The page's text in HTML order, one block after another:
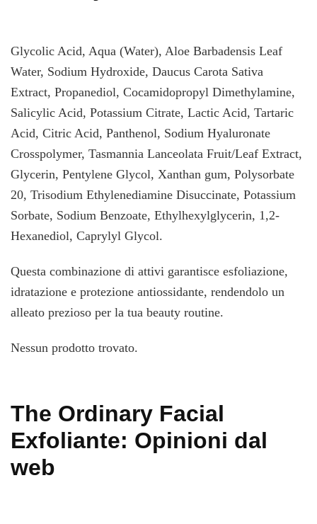
Glycolic Acid, Aqua (Water), Aloe Barbadensis Leaf
Water, Sodium Hydroxide, Daucus Carota Sativa
Extract, Propanediol, Cocamidopropyl Dimethylamine,
Salicylic Acid, Potassium Citrate, Lactic Acid, Tartaric
Acid, Citric Acid, Panthenol, Sodium Hyaluronate
Crosspolymer, Tasmannia Lanceolata Fruit/Leaf Extract,
Glycerin, Pentylene Glycol, Xanthan gum, Polysorbate
20, Trisodium Ethylenediamine Disuccinate, Potassium
Sorbate, Sodium Benzoate, Ethylhexylglycerin, 1,2-
Hexanediol, Caprylyl Glycol.
Questa combinazione di attivi garantisce esfoliazione,
idratazione e protezione antiossidante, rendendolo un
alleato prezioso per la tua beauty routine.
Nessun prodotto trovato.
The Ordinary Facial
Exfoliante: Opinioni dal
web